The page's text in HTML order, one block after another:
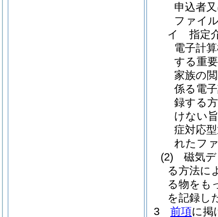
申込者
ファイ
イ
指定
電子計
する重
家族の
係る電
録する
けない
症対応
れたフ
(2)
磁気
る方法に
る物をも
を記録し
3
前項に掲